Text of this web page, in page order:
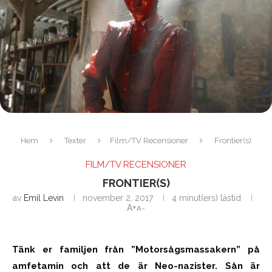
Hem Texter Film/TV Recensioner Frontier(s)
FILM/TV RECENSIONER
FRONTIER(S)
av Emil Levin november 2, 2017
4 minut(ers) lästid
A+A-
Tänk er familjen från ”Motorsågsmassakern” på
amfetamin och att de är Neo-nazister. Sån är